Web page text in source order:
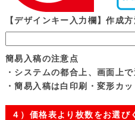
【デザインキー入力欄】作成
簡易入稿の注意点
・システムの都合上、画面上
・簡易入稿は白印刷・変形カ
４）価格表より枚数をお選び